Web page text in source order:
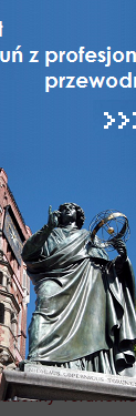
artystycznie
w Malborku,
w tym